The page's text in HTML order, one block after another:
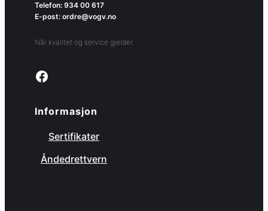
Telefon: 934 00 617
E-post: ordre@vogv.no
Når kvalitet og service gjelder.
Link to facebook page
Informasjon
Sertifikater
Åndedrettvern